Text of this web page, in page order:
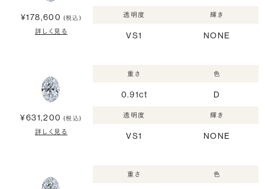
¥178,600 (税込)
詳しく見る
透明度
VS1
輝き
NONE
¥631,200 (税込)
詳しく見る
重さ
0.91ct
色
D
透明度
VS1
輝き
NONE
重さ 色